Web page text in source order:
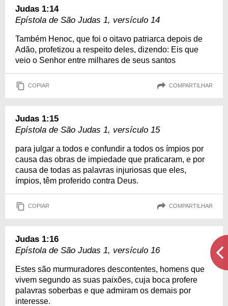
Judas 1:14
Epístola de São Judas 1, versículo 14
Também Henoc, que foi o oitavo patriarca depois de
Adão, profetizou a respeito deles, dizendo: Eis que
veio o Senhor entre milhares de seus santos
COPIAR COMPARTILHAR
Judas 1:15
Epístola de São Judas 1, versículo 15
para julgar a todos e confundir a todos os ímpios por
causa das obras de impiedade que praticaram, e por
causa de todas as palavras injuriosas que eles,
ímpios, têm proferido contra Deus.
COPIAR COMPARTILHAR
Judas 1:16
Epístola de São Judas 1, versículo 16
Estes são murmuradores descontentes, homens que
vivem segundo as suas paixões, cuja boca profere
palavras soberbas e que admiram os demais por
interesse.